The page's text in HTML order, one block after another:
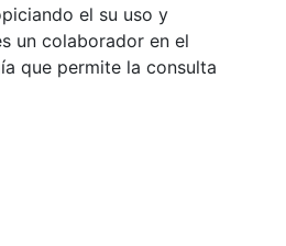
el su uso y
un colaborador en el
que permite la consulta